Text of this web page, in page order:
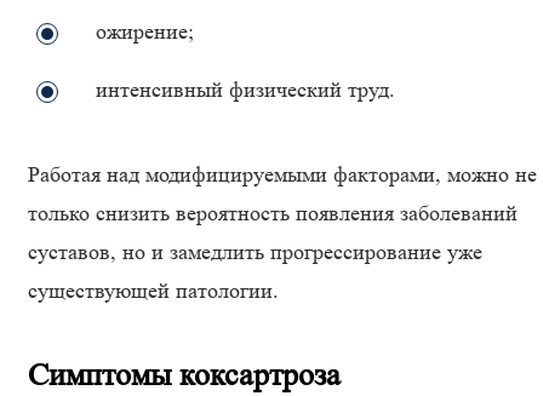
ожирение;
интенсивный физический труд.
Работая над модифицируемыми факторами, можно не
только снизить вероятность появления заболеваний
суставов, но и замедлить прогрессирование уже
существующей патологии.
Симптомы коксартроза